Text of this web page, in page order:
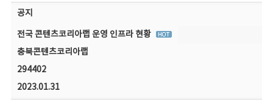
공지
전국 콘텐츠코리아랩 운영 인프라 현황
충북콘텐츠코리아랩
294402
2023.01.31